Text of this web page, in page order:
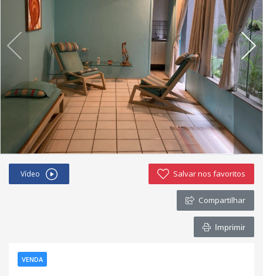
Negocie seu imóvel
Imóveis favoritos
Contato
Vídeo Salvar nos favoritos
Compartilhar
Imprimir
VENDA